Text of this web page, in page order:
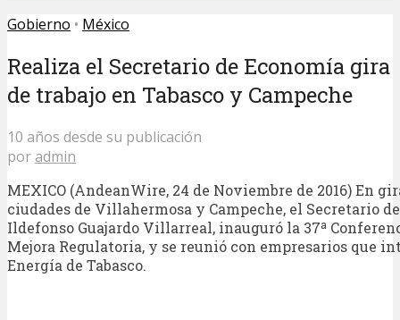
Gobierno • México
Realiza el Secretario de Economía gira
de trabajo en Tabasco y Campeche
10 años desde su publicación
poradmin
MEXICO (AndeanWire, 24 de Noviembre de 2016) En
ciudades de Villahermosa y Campeche, el Secretario
Ildefonso Guajardo Villarreal, inauguró la 37ª
Mejora Regulatoria, y se reunió con empresarios que
Energía de Tabasco.